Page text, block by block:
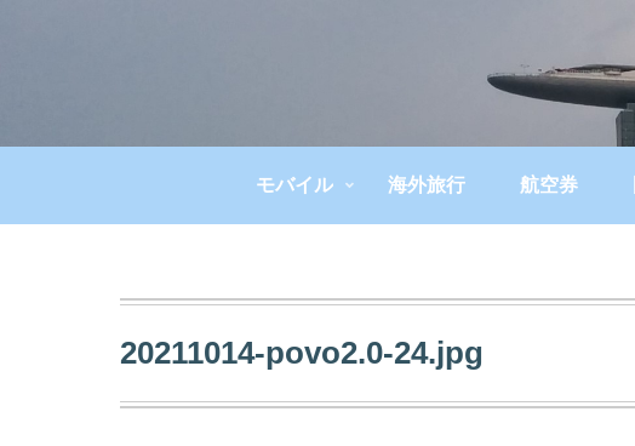
モバイル 海外旅行 航空券
20211014-povo2.0-24.jpg